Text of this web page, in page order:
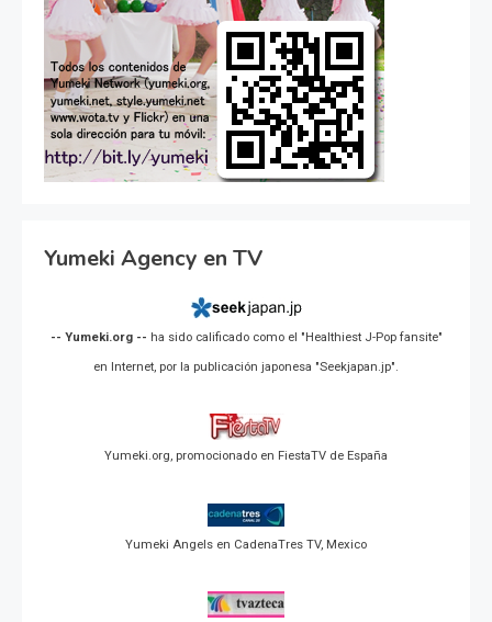
Yumeki Agency en TV
-- Yumeki.org -- ha sido calificado como el "Healthiest J-Pop fansite"
en Internet, por la publicación japonesa "Seekjapan.jp".
Yumeki.org, promocionado en FiestaTV de España
Yumeki Angels en CadenaTres TV, Mexico